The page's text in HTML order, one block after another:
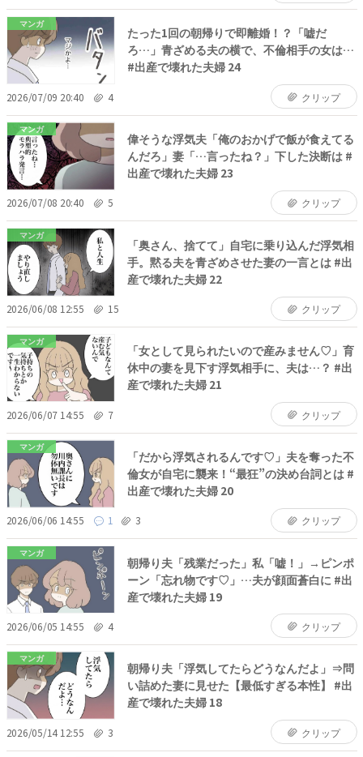
マンガ
たった1回の朝帰りで即離婚！？「嘘だ
ろ…」青ざめる夫の横で、不倫相手の女は…
#出産で壊れた夫婦 24
2026/07/09 20:40 4 クリップ
マンガ
偉そうな浮気夫「俺のおかげで飯が食えてる
んだろ」妻「…言ったね？」下した決断は #
出産で壊れた夫婦 23
2026/07/08 20:40 5 クリップ
マンガ
「奥さん、捨てて」自宅に乗り込んだ浮気相
手。黙る夫を青ざめさせた妻の一言とは #出
産で壊れた夫婦 22
2026/06/08 12:55 15 クリップ
マンガ
「女として見られたいので産みません♡」育
休中の妻を見下す浮気相手に、夫は…？ #出
産で壊れた夫婦 21
2026/06/07 14:55 7 クリップ
マンガ
「だから浮気されるんです♡」夫を奪った不
倫女が自宅に襲来！“最狂”の決め台詞とは #
出産で壊れた夫婦 20
2026/06/06 14:55 1 3 クリップ
マンガ
朝帰り夫「残業だった」私「嘘！」→ピンポ
ーン「忘れ物です♡」…夫が顔面蒼白に #出
産で壊れた夫婦 19
2026/06/05 14:55 4 クリップ
マンガ
朝帰り夫「浮気してたらどうなんだよ」⇒問
い詰めた妻に見せた【最低すぎる本性】 #出
産で壊れた夫婦 18
2026/05/14 12:55 3 クリップ